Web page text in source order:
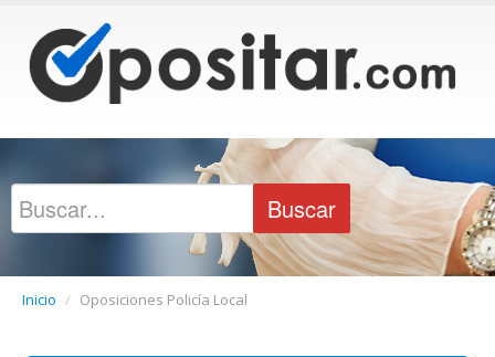
Inicio / Oposiciones Policía Local